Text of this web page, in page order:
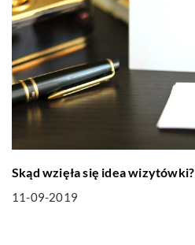
Skąd wzięła się idea wizytówki?
11-09-2019